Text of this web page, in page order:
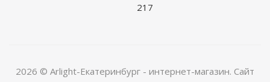
217
2026 © Arlight-Екатеринбург - интернет-магазин. Сайт